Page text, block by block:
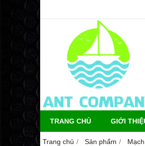
TRANG CHỦ GIỚI
Trang chủ Sản phẩm